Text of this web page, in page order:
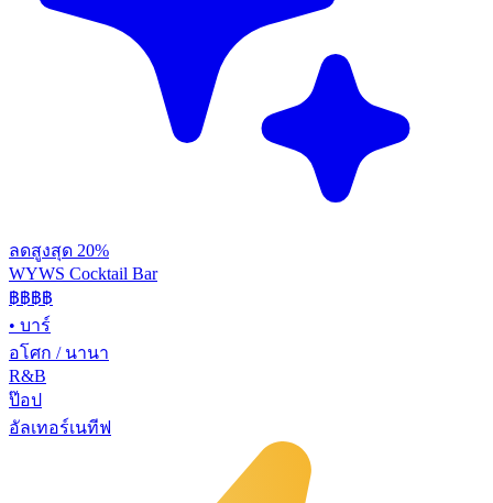
ลดสูงสุด 20%
WYWS Cocktail Bar
฿฿฿฿
• บาร์
อโศก / นานา
R&B
ป๊อป
อัลเทอร์เนทีฟ